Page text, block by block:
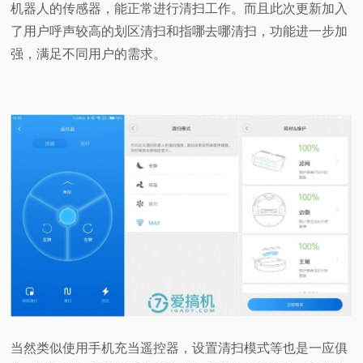
机器人的传感器，能正常进行清扫工作。而且此次更新加入
了用户呼声较高的划区清扫和指哪去哪清扫，功能进一步加
强，满足不同用户的需求。
当然类似使用手机充当遥控器，设置清扫模式等也是一应俱